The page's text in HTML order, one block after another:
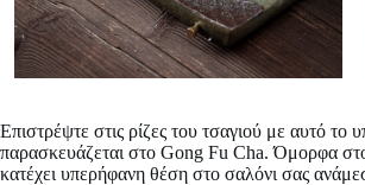
Επιστρέψτε στις ρίζες του τσαγιού με αυτό το
παρασκευάζεται στο Gong Fu Cha. Όμορφα
κατέχει υπερήφανη θέση στο σαλόνι σας